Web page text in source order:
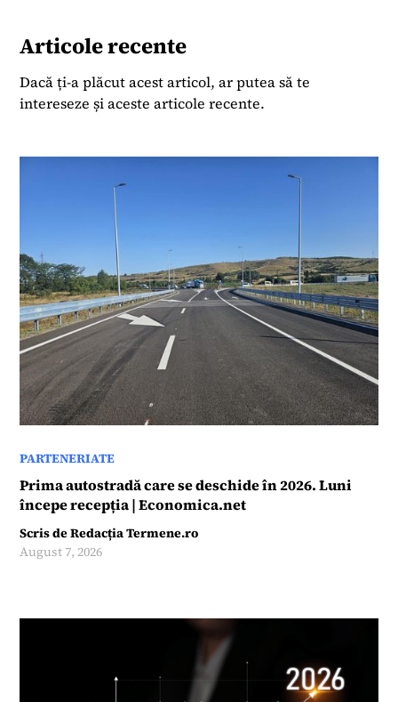
Articole recente
Dacă ți-a plăcut acest articol, ar putea să te
intereseze și aceste articole recente.
PARTENERIATE
Prima autostradă care se deschide în 2026. Luni
începe recepția | Economica.net
Scris deRedacția Termene.ro
August 7, 2026